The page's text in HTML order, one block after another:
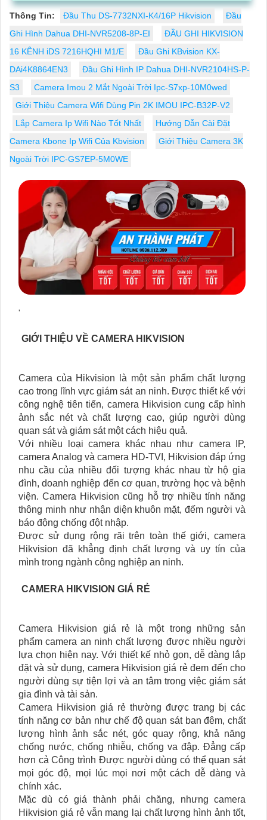
Thông Tin: Đầu Thu DS-7732NXI-K4/16P Hikvision
Đầu
Ghi Hình Dahua DHI-NVR5208-8P-EI
ĐẦU GHI HIKVISION
16 KÊNH iDS 7216HQHI M1/E
Đầu Ghi KBvision KX-
DAi4K8864EN3
Đầu Ghi Hình IP Dahua DHI-NVR2104HS-P-
S3
Camera Imou 2 Mắt Ngoài Trời Ipc-S7xp-10M0wed
Giới Thiệu Camera Wifi Dùng Pin 2K IMOU IPC-B32P-V2
Lắp Camera Ip Wifi Nào Tốt Nhất
Hướng Dẫn Cài Đặt
Camera Kbone Ip Wifi Của Kbvision
Giới Thiệu Camera 3K
Ngoài Trời IPC-GS7EP-5M0WE
'
GIỚI THIỆU VỀ CAMERA HIKVISION
Camera của Hikvision là một sản phẩm chất lượng
cao trong lĩnh vực giám sát an ninh. Được thiết kế với
công nghệ tiên tiến, camera Hikvision cung cấp hình
ảnh sắc nét và chất lượng cao, giúp người dùng
quan sát và giám sát một cách hiệu quả.
Với nhiều loại camera khác nhau như camera IP,
camera Analog và camera HD-TVI, Hikvision đáp ứng
nhu cầu của nhiều đối tượng khác nhau từ hộ gia
đình, doanh nghiệp đến cơ quan, trường học và bệnh
viện. Camera Hikvision cũng hỗ trợ nhiều tính năng
thông minh như nhận diện khuôn mặt, đếm người và
báo động chống đột nhập.
Được sử dụng rộng rãi trên toàn thế giới, camera
Hikvision đã khẳng định chất lượng và uy tín của
mình trong ngành công nghiệp an ninh.
CAMERA HIKVISION GIÁ RẺ
Camera Hikvision giá rẻ là một trong những sản
phẩm camera an ninh chất lượng được nhiều người
lựa chọn hiện nay. Với thiết kế nhỏ gọn, dễ dàng lắp
đặt và sử dụng, camera Hikvision giá rẻ đem đến cho
người dùng sự tiện lợi và an tâm trong việc giám sát
gia đình và tài sản.
Camera Hikvision giá rẻ thường được trang bị các
tính năng cơ bản như chế độ quan sát ban đêm, chất
lượng hình ảnh sắc nét, góc quay rộng, khả năng
chống nước, chống nhiễu, chống va đập. Đẳng cấp
hơn cả Công trình Được người dùng có thể quan sát
mọi góc độ, mọi lúc mọi nơi một cách dễ dàng và
chính xác.
Mặc dù có giá thành phải chăng, nhưng camera
Hikvision giá rẻ vẫn mang lại chất lượng hình ảnh tốt,